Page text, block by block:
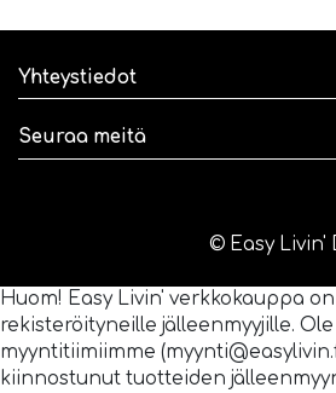
Yhteystiedot
Seuraa meitä
© Easy Livin'
Huom! Easy Livin' verkkokauppa
rekisteröityneille jälleenmyyjille.
myyntitiimiimme
kiinnostunut tuotteiden